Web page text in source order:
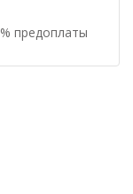
предоплаты